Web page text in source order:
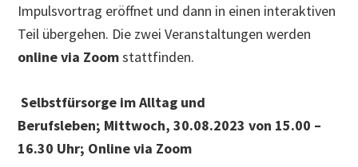
Impulsvortrag eröffnet und dann in einen interaktiven
Teil übergehen. Die zwei Veranstaltungen werden
online via Zoomstattfinden.
Selbstfürsorge im Alltag und
Berufsleben; Mittwoch, 30.08.2023 von 15.00 –
16.30 Uhr; Online via Zoom